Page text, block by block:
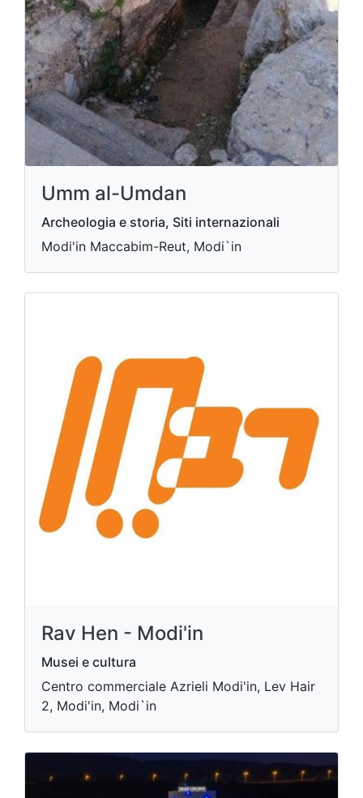
Umm al-Umdan
Archeologia e storia, Siti internazionali
Modi'in Maccabim-Reut, Modi`in
Rav Hen - Modi'in
Musei e cultura
Centro commerciale Azrieli Modi'in, Lev Hair
2, Modi'in, Modi`in